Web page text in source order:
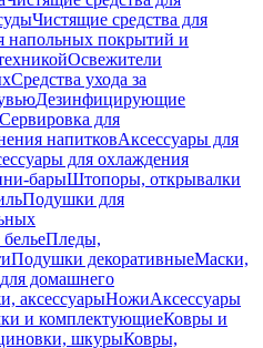
Чистящие средства для
напольных покрытий и
Освежители
Средства ухода за
Дезинфицирующие
Сервировка для
напитковАксессуары для
для охлаждения
барыШтопоры, открывалки
Подушки для
Пледы,
Подушки декоративныеМаски,
домашнего
аксессуарыНожиАксессуары
и комплектующиеКовры и
шкурыКовры,